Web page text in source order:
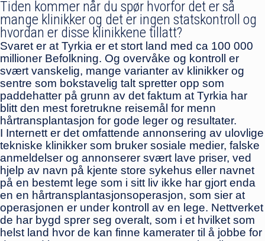
Tiden kommer når du spør hvorfor det er så
mange klinikker og det er ingen statskontroll og
hvordan er disse klinikkene tillatt?
Svaret er at Tyrkia er et stort land med ca 100 000
millioner Befolkning. Og overvåke og kontroll er
svært vanskelig, mange varianter av klinikker og
sentre som bokstavelig talt spretter opp som
paddehatter på grunn av det faktum at Tyrkia har
blitt den mest foretrukne reisemål for menn
hårtransplantasjon for gode leger og resultater.
I Internett er det omfattende annonsering av ulovlige
tekniske klinikker som bruker sosiale medier, falske
anmeldelser og annonserer svært lave priser, ved
hjelp av navn på kjente store sykehus eller navnet
på en bestemt lege som i sitt liv ikke har gjort enda
en en hårtransplantasjonsoperasjon, som sier at
operasjonen er under kontroll av en lege. Nettverket
de har bygd sprer seg overalt, som i et hvilket som
helst land hvor de kan finne kamerater til å jobbe for